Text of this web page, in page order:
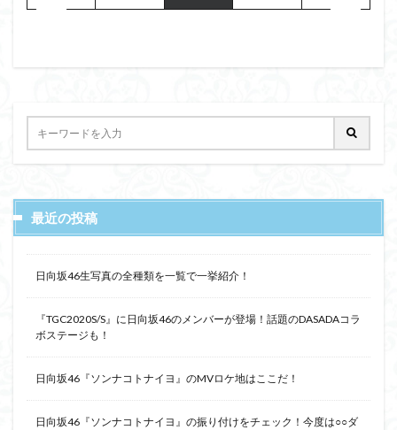
最近の投稿
日向坂46生写真の全種類を一覧で一挙紹介！
『TGC2020S/S』に日向坂46のメンバーが登場！話題のDASADAコラ
ボステージも！
日向坂46『ソンナコトナイヨ』のMVロケ地はここだ！
日向坂46『ソンナコトナイヨ』の振り付けをチェック！今度は○○ダ